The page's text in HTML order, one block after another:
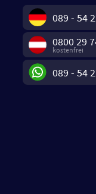
089 - 54
0800 29
kostenfrei
089 - 54